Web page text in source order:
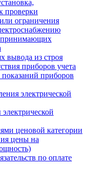
проверки
ограничения
вывода из строя
приборов учета
приборов
электрической
ценовой категории
цены на
по оплате